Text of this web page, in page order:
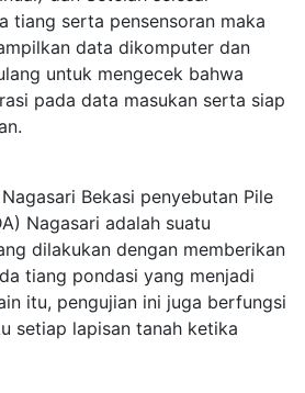
tiang serta pensensoran maka
data dikomputer dan
untuk mengecek bahwa
pada data masukan serta siap
Bekasi penyebutan Pile
Nagasari adalah suatu
dilakukan dengan memberikan
tiang pondasi yang menjadi
itu, pengujian ini juga berfungsi
setiap lapisan tanah ketika